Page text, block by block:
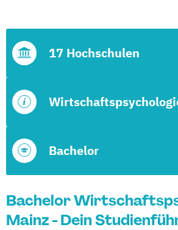
Bachelor
17 Hochschulen
Bachelor
Mainz - Dein